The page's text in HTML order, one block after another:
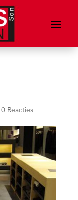
0 Reacties